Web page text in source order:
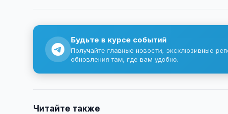
Будьте в курсе событий
Получайте главные новости, эксклюзивные
обновления там, где вам удобно.
Читайте также